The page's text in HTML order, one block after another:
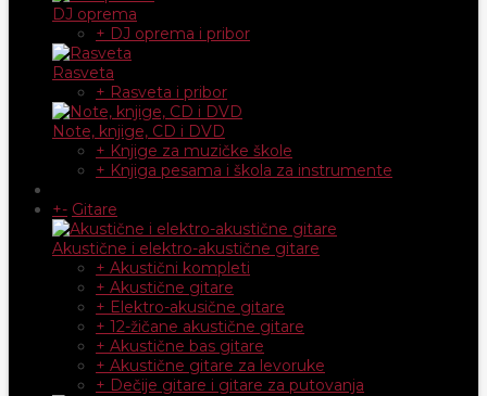
DJ oprema
+ DJ oprema i pribor
Rasveta
+ Rasveta i pribor
Note, knjige, CD i DVD
+ Knjige za muzičke škole
+ Knjiga pesama i škola za instrumente
+- Gitare
Akustične i elektro-akustične gitare
+ Akustični kompleti
+ Akustične gitare
+ Elektro-akusične gitare
+ 12-žičane akustične gitare
+ Akustične bas gitare
+ Akustične gitare za levoruke
+ Dečije gitare i gitare za putovanja